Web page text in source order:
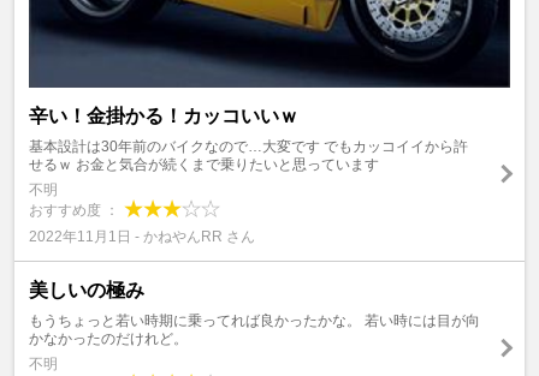
辛い！金掛かる！カッコいいｗ
基本設計は30年前のバイクなので…大変です でもカッコイイから許
せるｗ お金と気合が続くまで乗りたいと思っています
不明
おすすめ度 ：
2022年11月1日 - かねやんRR さん
美しいの極み
もうちょっと若い時期に乗ってれば良かったかな。 若い時には目が向
かなかったのだけれど。
不明